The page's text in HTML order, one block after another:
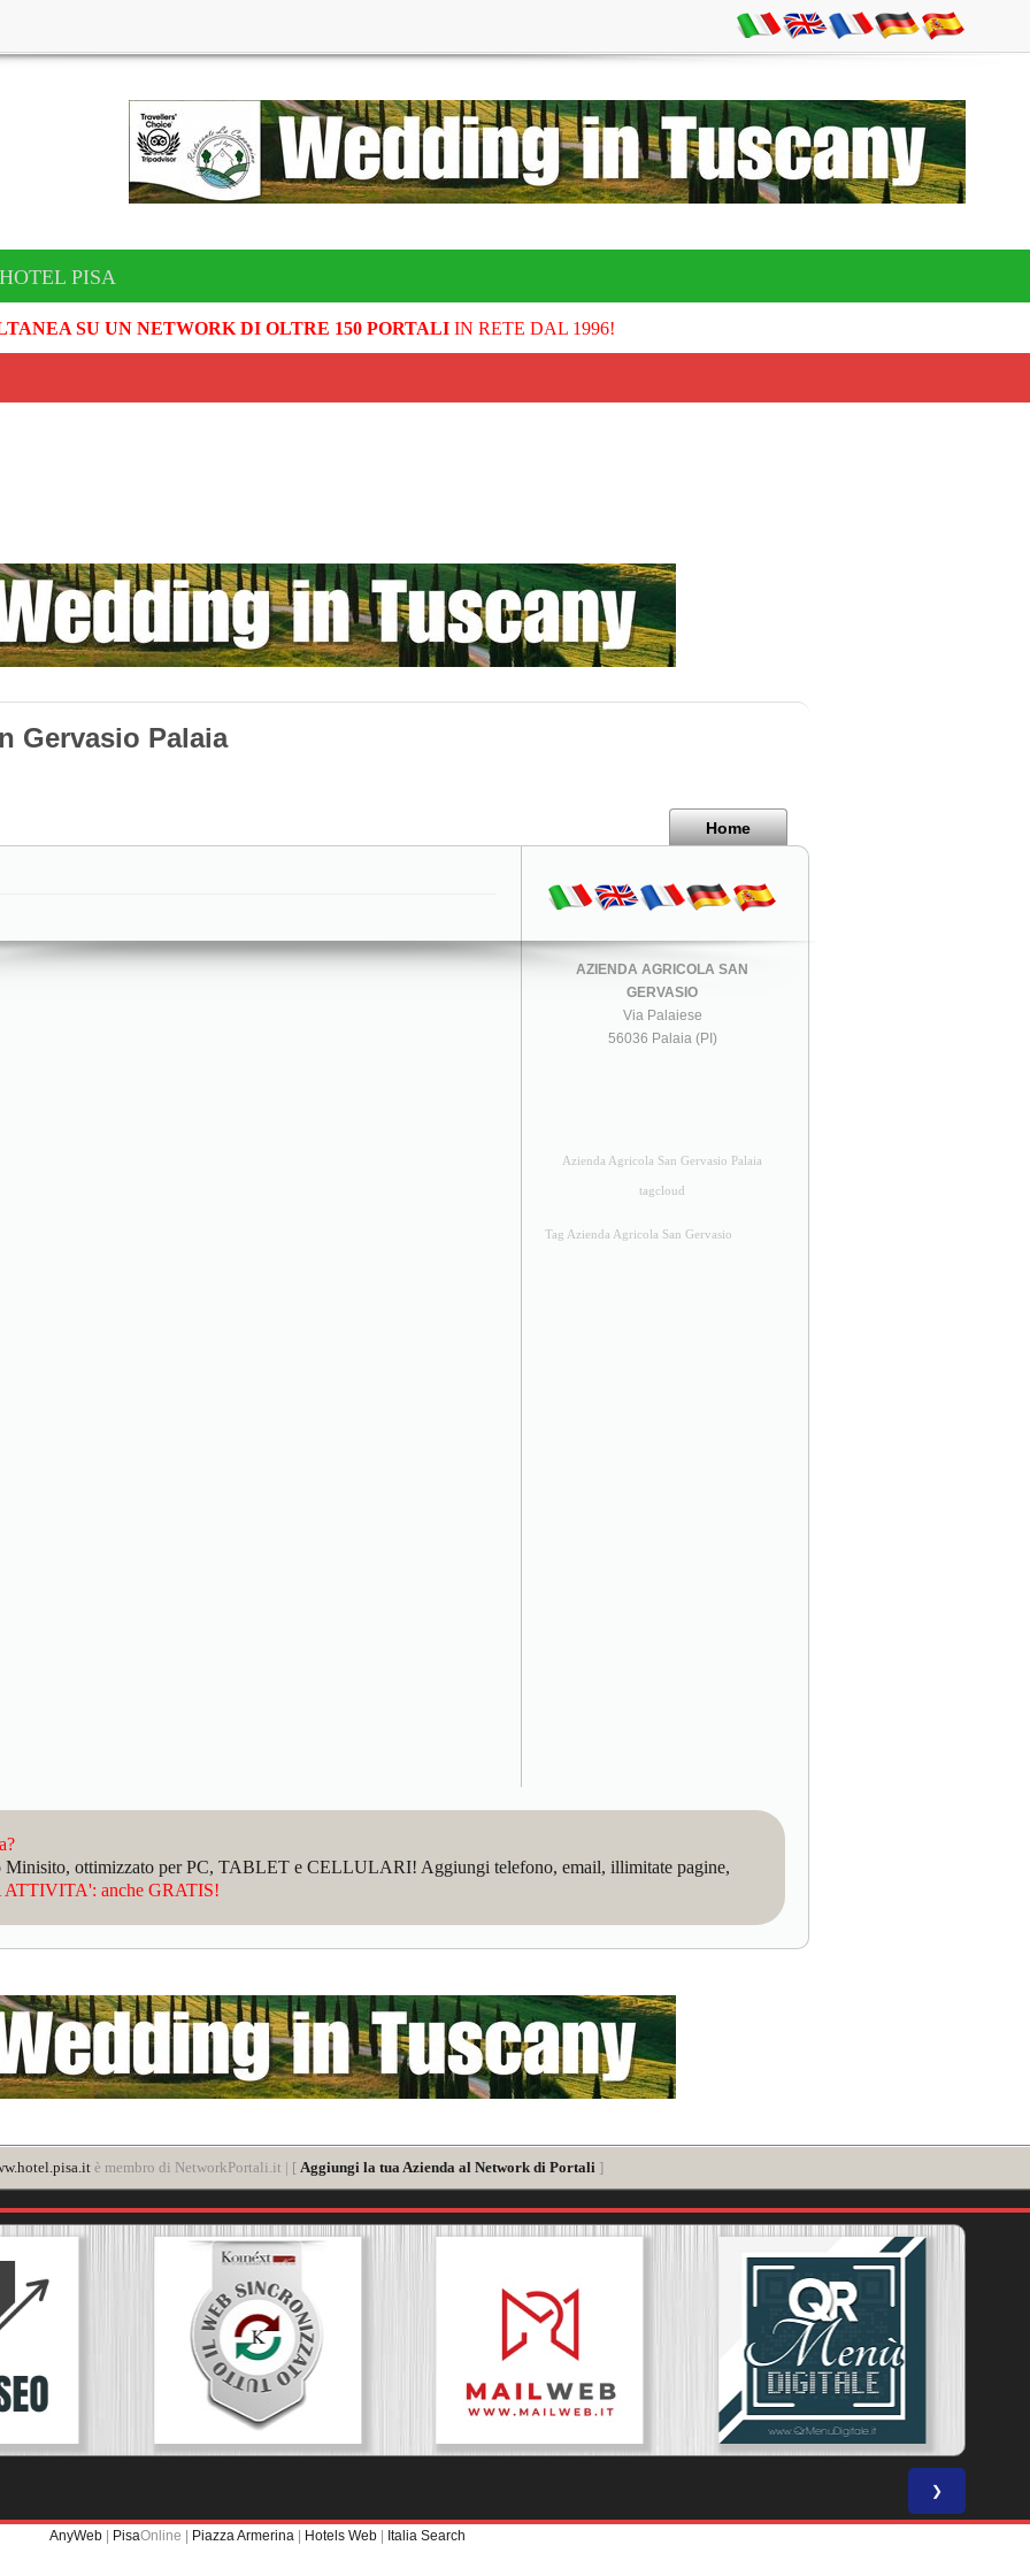
PISA
SU UN NETWORK DI OLTRE 150 PORTALIIN RETE DAL 1996!
Gervasio Palaia
Home
AZIENDA AGRICOLA SAN
GERVASIO
Via Palaiese
56036 Palaia (PI)
Azienda Agricola San Gervasio Palaia
tagcloud
Tag Azienda Agricola San Gervasio
Minisito, ottimizzato per PC, TABLET e CELLULARI! Aggiungi telefono, email, illimitate pagine,
anche GRATIS!
è membro di NetworkPortali.it | [ Aggiungi la tua Azienda al Network di Portali ]
❯
AnyWeb | PisaOnline | Piazza Armerina | Hotels Web | Italia Search